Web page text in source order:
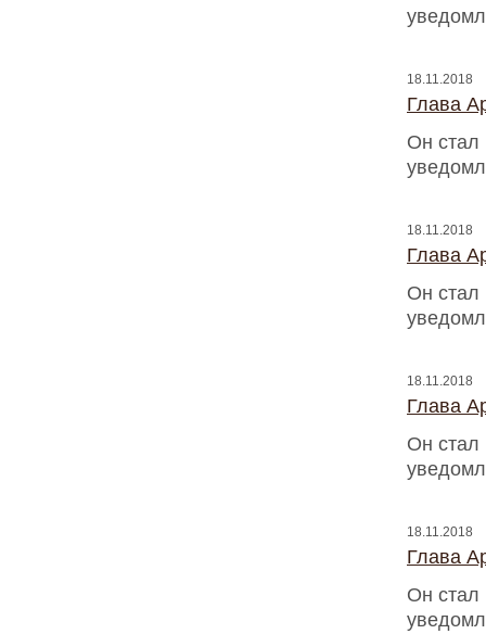
18.11.2018
Глава
Он стал
18.11.2018
Глава
Он стал
18.11.2018
Глава
Он стал
18.11.2018
Глава
Он стал